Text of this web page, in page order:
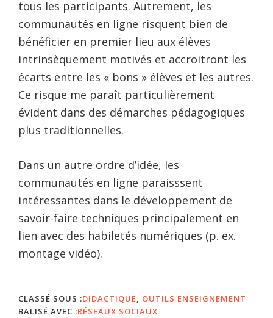
tous les participants. Autrement, les
communautés en ligne risquent bien de
bénéficier en premier lieu aux élèves
intrinsèquement motivés et accroitront les
écarts entre les « bons » élèves et les autres.
Ce risque me paraît particulièrement
évident dans des démarches pédagogiques
plus traditionnelles.
Dans un autre ordre d’idée, les
communautés en ligne paraisssent
intéressantes dans le développement de
savoir-faire techniques principalement en
lien avec des habiletés numériques (p. ex.
montage vidéo).
CLASSÉ SOUS :DIDACTIQUE
OUTILS ENSEIGNEMENT
BALISÉ AVEC :RÉSEAUX SOCIAUX